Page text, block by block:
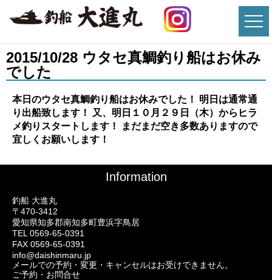
2015/10/28 ウタセ真鯛釣り船はお休み
でした
本日のウタセ真鯛釣り船はお休みでした！ 明日は通常通
り出船致します！ 又、明日１０月２９日（木）からヒラ
メ釣りスタートします！ まだまだ空き多数ありますので
宜しくお願いします！
Information
釣船 大進丸
〒470-3412
愛知県知多郡南知多町豊浜字鳥居
TEL 0569-65-0391
FAX 0569-65-0391
info@daishinmaru.jp
メールでの予約・変更・キャンセルはお受けできません。
ご予約・お問合せ